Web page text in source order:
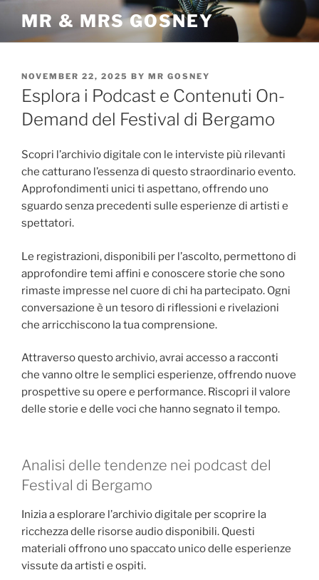
content
MR & MRS GOSNEY
POSTED
ON
NOVEMBER 22, 2025 BY MR GOSNEY
Esplora i Podcast e Contenuti On-
Demand del Festival di Bergamo
Scopri l’archivio digitale con le interviste più rilevanti
che catturano l’essenza di questo straordinario evento.
Approfondimenti unici ti aspettano, offrendo uno
sguardo senza precedenti sulle esperienze di artisti e
spettatori.
Le registrazioni, disponibili per l’ascolto, permettono di
approfondire temi affini e conoscere storie che sono
rimaste impresse nel cuore di chi ha partecipato. Ogni
conversazione è un tesoro di riflessioni e rivelazioni
che arricchiscono la tua comprensione.
Attraverso questo archivio, avrai accesso a racconti
che vanno oltre le semplici esperienze, offrendo nuove
prospettive su opere e performance. Riscopri il valore
delle storie e delle voci che hanno segnato il tempo.
Analisi delle tendenze nei podcast del
Festival di Bergamo
Inizia a esplorare l’archivio digitale per scoprire la
ricchezza delle risorse audio disponibili. Questi
materiali offrono uno spaccato unico delle esperienze
vissute da artisti e ospiti.